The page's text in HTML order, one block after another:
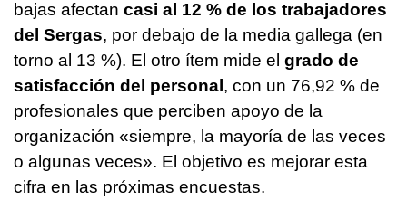
bajas afectan casi al 12 % de los trabajadores
del Sergas, por debajo de la media gallega (en
torno al 13 %). El otro ítem mide el grado de
satisfacción del personal , con un 76,92 % de
profesionales que perciben apoyo de la
organización «siempre, la mayoría de las veces
o algunas veces». El objetivo es mejorar esta
cifra en las próximas encuestas.